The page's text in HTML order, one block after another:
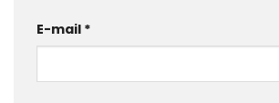
E-mail *